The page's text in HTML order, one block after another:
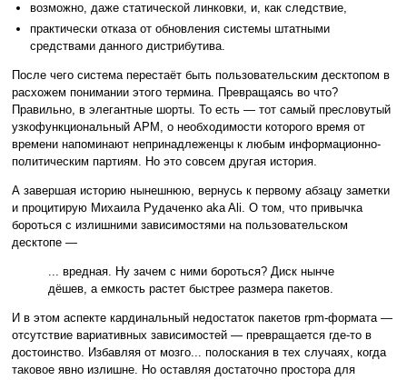
возможно, даже статической линковки, и, как следствие,
практически отказа от обновления системы штатными
средствами данного дистрибутива.
После чего система перестаёт быть пользовательским десктопом в
расхожем понимании этого термина. Превращаясь во что?
Правильно, в элегантные шорты. То есть — тот самый пресловутый
узкофункциональный АРМ, о необходимости которого время от
времени напоминают непринадлеженцы к любым информационно-
политическим партиям. Но это совсем другая история.
А завершая историю нынешнюю, вернусь к первому абзацу заметки
и процитирую Михаила Рудаченко aka Ali. О том, что привычка
бороться с излишними зависимостями на пользовательском
десктопе —
... вредная. Ну зачем с ними бороться? Диск нынче
дёшев, а емкость растет быстрее размера пакетов.
И в этом аспекте кардинальный недостаток пакетов rpm-формата —
отсутствие вариативных зависимостей — превращается где-то в
достоинство. Избавляя от мозго... полоскания в тех случаях, когда
таковое явно излишне. Но оставляя достаточно простора для